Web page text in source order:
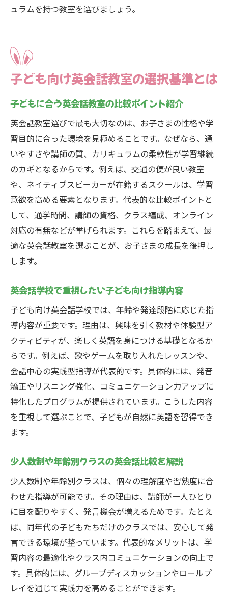
ュラムを持つ教室を選びましょう。
子ども向け英会話教室の選択基準とは
子どもに合う英会話教室の比較ポイント紹介
英会話教室選びで最も大切なのは、お子さまの性格や学
習目的に合った環境を見極めることです。なぜなら、通
いやすさや講師の質、カリキュラムの柔軟性が学習継続
のカギとなるからです。例えば、交通の便が良い教室
や、ネイティブスピーカーが在籍するスクールは、学習
意欲を高める要素となります。代表的な比較ポイントと
して、通学時間、講師の資格、クラス編成、オンライン
対応の有無などが挙げられます。これらを踏まえて、最
適な英会話教室を選ぶことが、お子さまの成長を後押し
します。
英会話学校で重視したい子ども向け指導内容
子ども向け英会話学校では、年齢や発達段階に応じた指
導内容が重要です。理由は、興味を引く教材や体験型ア
クティビティが、楽しく英語を身につける基礎となるか
らです。例えば、歌やゲームを取り入れたレッスンや、
会話中心の実践型指導が代表的です。具体的には、発音
矯正やリスニング強化、コミュニケーション力アップに
特化したプログラムが提供されています。こうした内容
を重視して選ぶことで、子どもが自然に英語を習得でき
ます。
少人数制や年齢別クラスの英会話比較を解説
少人数制や年齢別クラスは、個々の理解度や習熟度に合
わせた指導が可能です。その理由は、講師が一人ひとり
に目を配りやすく、発言機会が増えるためです。たとえ
ば、同年代の子どもたちだけのクラスでは、安心して発
言できる環境が整っています。代表的なメリットは、学
習内容の最適化やクラス内コミュニケーションの向上で
す。具体的には、グループディスカッションやロールプ
レイを通じて実践力を高めることができます。